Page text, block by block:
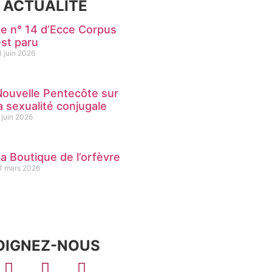
ACTUALITÉ
n° 14 d’Ecce Corpus
paru
juin 2026
Pentecôte sur
sexualité conjugale
juin 2026
Boutique de l’orfèvre
mars 2026
NOUS